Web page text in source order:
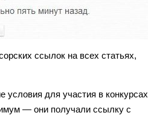
ссылок на всех статьях,
условия для участия в конкурсах
— они получали ссылку с